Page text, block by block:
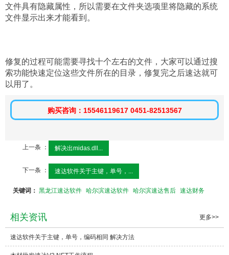
文件具有隐藏属性，所以需要在文件夹选项里将隐藏的系统
文件显示出来才能看到。
修复的过程可能需要寻找十个左右的文件，大家可以通过搜
索功能快速定位这些文件所在的目录，修复完之后速达就可
以用了。
购买咨询：15546119617 0451-82513567
上一条 ： 解决出midas.dll...
下一条 ： 速达软件关于主键，单号，...
关键词： 黑龙江速达软件 哈尔滨速达软件 哈尔滨速达售后 速达财务
相关资讯 更多>>
速达软件关于主键，单号，编码相同 解决方法